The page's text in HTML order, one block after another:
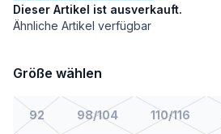
Dieser Artikel ist ausverkauft.
Ähnliche Artikel verfügbar
Größe wählen
92 98/104 110/116